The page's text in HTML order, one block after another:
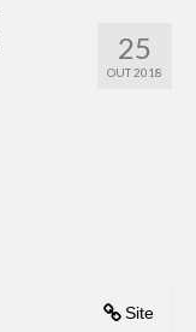
25
OUT 2018
Site